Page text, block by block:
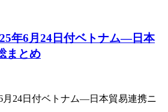
年6月24日付ベトナム―日本
まとめ
6月24日付ベトナム―日本貿易連携ニ